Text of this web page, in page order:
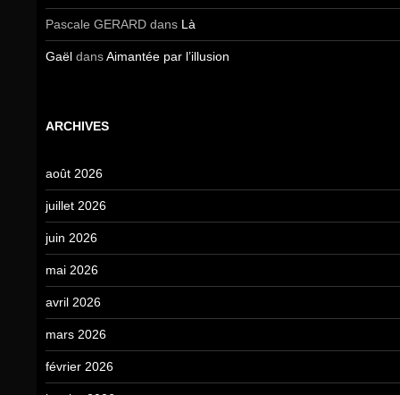
Pascale GERARD dans Là
Gaël dansAimantée par l’illusion
ARCHIVES
août 2026
juillet 2026
juin 2026
mai 2026
avril 2026
mars 2026
février 2026